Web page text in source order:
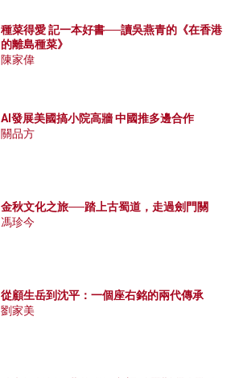
種菜得愛 記一本好書──讀吳燕青的《在香港
的離島種菜》
陳家偉
AI發展美國搞小院高牆 中國推多邊合作
關品方
金秋文化之旅──踏上古蜀道，走過劍門關
馮珍今
從顧生岳到沈平：一個座右銘的兩代傳承
劉家美